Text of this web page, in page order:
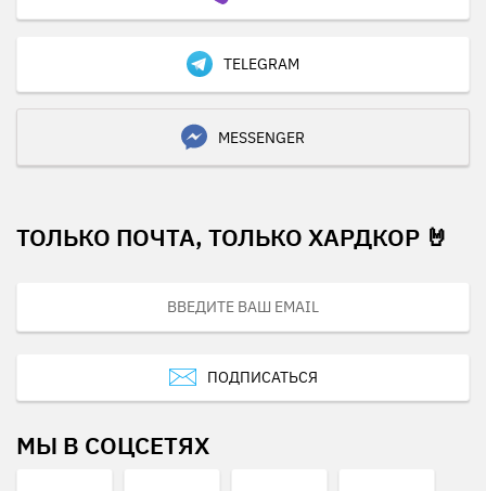
TELEGRAM
MESSENGER
ТОЛЬКО ПОЧТА, ТОЛЬКО ХАРДКОР 🤘
ПОДПИСАТЬСЯ
МЫ В СОЦСЕТЯХ